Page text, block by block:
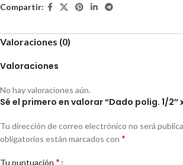
Compartir:
Valoraciones (0)
Valoraciones
No hay valoraciones aún.
Sé el primero en valorar “Dado polig. 1/2″
Tu dirección de correo electrónico no será
obligatorios están marcados con *
Tu puntuación *